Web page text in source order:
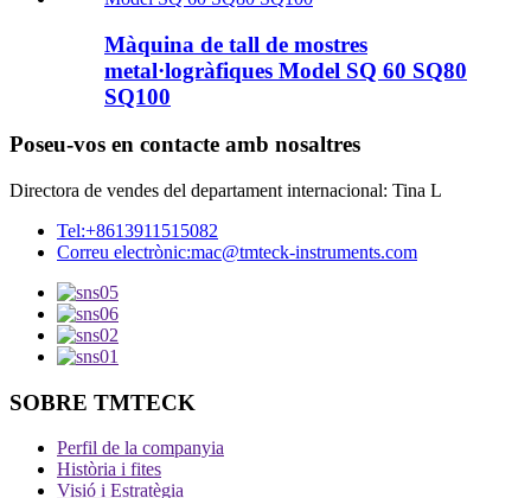
Màquina de tall de mostres
metal·logràfiques Model SQ 60 SQ80
SQ100
Poseu-vos en contacte amb nosaltres
Directora de vendes del departament internacional: Tina L
Tel:+8613911515082
Correu electrònic:mac@tmteck-instruments.com
SOBRE TMTECK
Perfil de la companyia
Història i fites
Visió i Estratègia